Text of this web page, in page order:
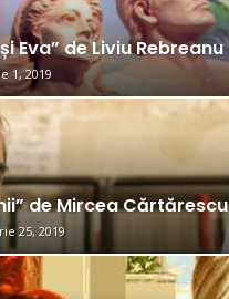
Eva” de Liviu Rebreanu
1, 2019
de Mircea Cărtărescu
25, 2019